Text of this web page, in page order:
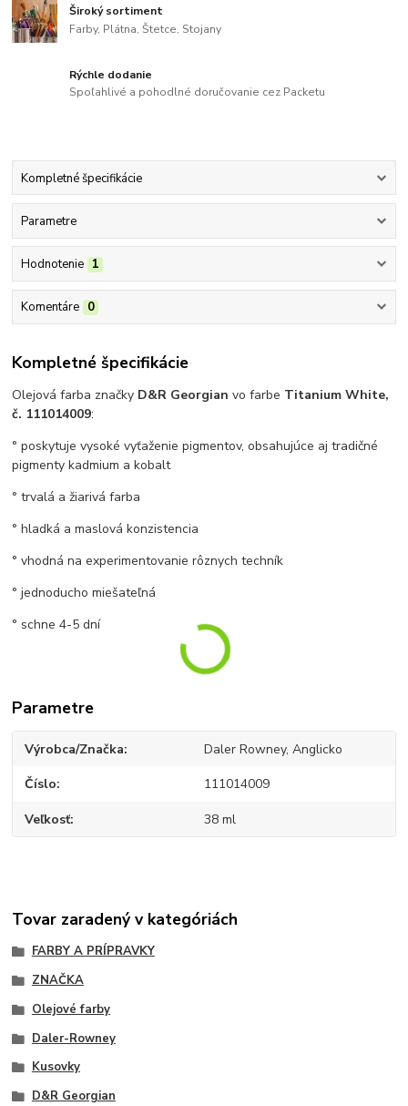
Široký sortiment
Farby, Plátna, Štetce, Stojany
Rýchle dodanie
Spoľahlivé a pohodlné doručovanie cez Packetu
Kompletné špecifikácie
Parametre
Hodnotenie 1
Komentáre 0
Kompletné špecifikácie
Olejová farba značky D&R Georgian vo farbe Titanium White,
č. 111014009:
° poskytuje vysoké vyťaženie pigmentov, obsahujúce aj tradičné
pigmenty kadmium a kobalt
° trvalá a žiarivá farba
° hladká a maslová konzistencia
° vhodná na experimentovanie rôznych techník
° jednoducho miešateľná
° schne 4-5 dní
Parametre
Výrobca/Značka Daler Rowney, Anglicko
Číslo 111014009
Veľkosť 38 ml
Tovar zaradený v kategóriách
FARBY A PRÍPRAVKY
ZNAČKA
Olejové farby
Daler-Rowney
Kusovky
D&R Georgian